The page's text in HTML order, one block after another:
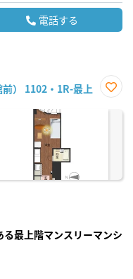
電話する
） 1102・1R-最上
に入
る最上階マンスリーマンシ